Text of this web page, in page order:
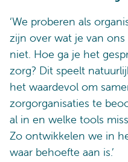
‘We proberen als
zijn over wat je van
niet. Hoe ga je het
zorg? Dit speelt
het waardevol om
zorgorganisaties te
al in en welke tools
Zo ontwikkelen we in
waar behoefte aan is.’